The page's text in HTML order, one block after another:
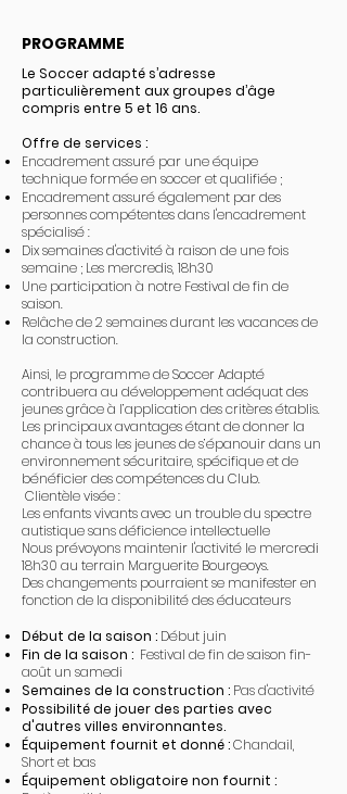
PROGRAMME
Le Soccer adapté s’adresse
particulièrement aux groupes d’âge
compris entre 5 et 16 ans.
Offre de services :
Encadrement assuré par une équipe
technique formée en soccer et qualifiée ;
Encadrement assuré également par des
personnes compétentes dans l'encadrement
spécialisé :
Dix semaines d'activité à raison de une fois
semaine ; Les mercredis, 18h30
Une participation à notre Festival de fin de
saison.
Relâche de 2 semaines durant les vacances de
la construction.
Ainsi, le programme de Soccer Adapté
contribuera au développement adéquat des
jeunes grâce à l’application des critères établis.
Les principaux avantages étant de donner la
chance à tous les jeunes de s’épanouir dans un
environnement sécuritaire, spécifique et de
bénéficier des compétences du Club.
Clientèle visée :
Les enfants vivants avec un trouble du spectre
autistique sans déficience intellectuelle
Nous prévoyons maintenir l'activité le mercredi
18h30 au terrain Marguerite Bourgeoys.
Des changements pourraient se manifester en
fonction de la disponibilité des éducateurs
Début de la saison : Début juin
Fin de la saison : Festival de fin de saison fin-
août un samedi
Semaines de la construction : Pas d'activité
Possibilité de jouer des parties avec
d'autres villes environnantes.
Équipement fournit et donné :Chandail,
Short et bas
Équipement obligatoire non fournit :